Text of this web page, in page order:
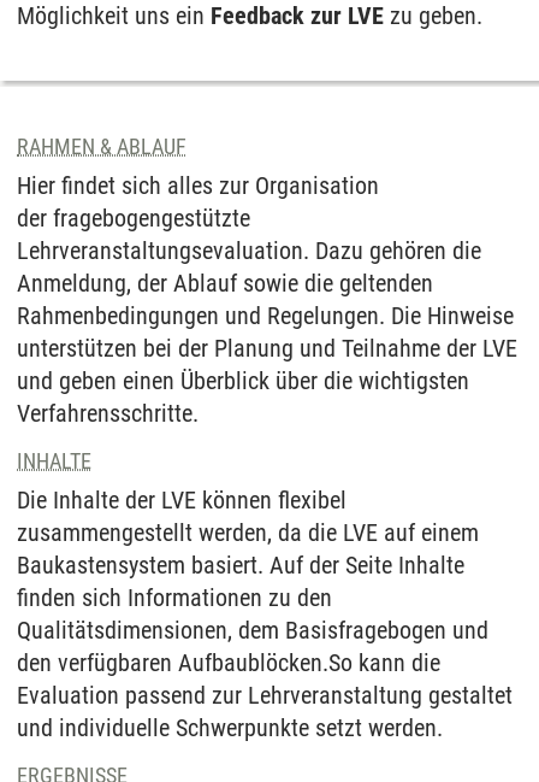
Möglichkeit uns ein Feedback zur LVE zu geben.
RAHMEN & ABLAUF
Hier findet sich alles zur Organisation
der fragebogengestützte
Lehrveranstaltungsevaluation. Dazu gehören die
Anmeldung, der Ablauf sowie die geltenden
Rahmenbedingungen und Regelungen. Die Hinweise
unterstützen bei der Planung und Teilnahme der LVE
und geben einen Überblick über die wichtigsten
Verfahrensschritte.
INHALTE
Die Inhalte der LVE können flexibel
zusammengestellt werden, da die LVE auf einem
Baukastensystem basiert. Auf der Seite Inhalte
finden sich Informationen zu den
Qualitätsdimensionen, dem Basisfragebogen und
den verfügbaren Aufbaublöcken.So kann die
Evaluation passend zur Lehrveranstaltung gestaltet
und individuelle Schwerpunkte setzt werden.
ERGEBNISSE